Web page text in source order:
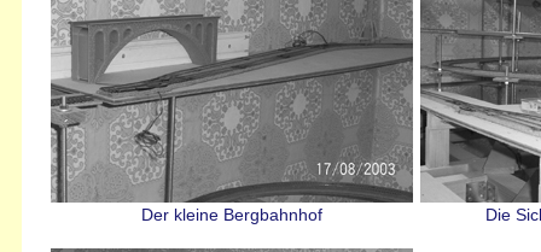
Der kleine Bergbahnhof Die